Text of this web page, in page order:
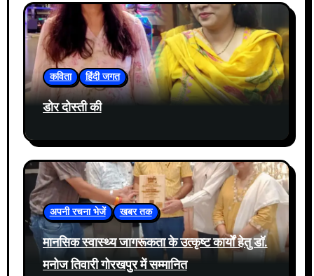
कविता हिंदी जगत
डोर दोस्ती की
अपनी रचना भेजें खबर तक
मानसिक स्वास्थ्य जागरूकता के उत्कृष्ट कार्यों हेतु डॉ.
मनोज तिवारी गोरखपुर में सम्मानित